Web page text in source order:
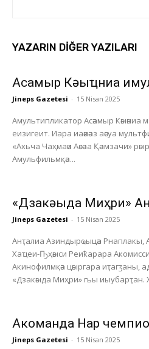
YAZARIN DIĞER YAZILARI
Асҭамыр Кәыҵниа
Jineps Gazetesi - 15 Nisan 2025
Амультипликатор Асәамыр Кәыәниа
еизигеит. Иара иаәиәаз аәсуа
«Ахьча Чаҳмаәи Аәсәаа Қәамзачи»
Амульфильмқәа...
«Дзакәыда Миҳри»
Jineps Gazetesi - 15 Nisan 2025
Анҭалиа Азиндырҩыцәа Рнаплакы,
Хаҵеи-Ҧҳәыси Реиҟарара
Акинофилмқәа цәыргара иҭагӡаны,
«Дзакәыда Миҳри» гьы иыубарҭан.
Акоманда Нарҭ
Jineps Gazetesi - 15 Nisan 2025